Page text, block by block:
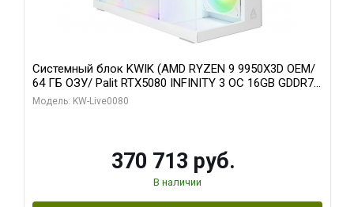
Системный блок KWIK (AMD RYZEN 9 9950X3D OEM/
64 ГБ ОЗУ/ Palit RTX5080 INFINITY 3 OC 16GB GDDR7
256bit 3xDP H/ 960 ГБ SSD)
Модель: KW-Live0080
370 713 руб.
В наличии